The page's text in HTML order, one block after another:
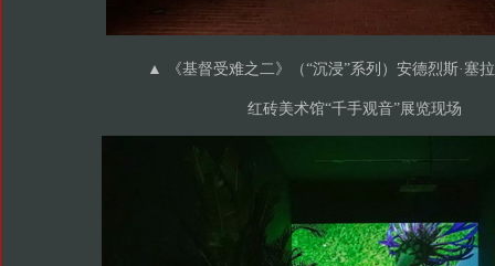
▲ 《基督受难之二》（“沉浸”系列）安德烈斯·塞
红砖美术馆“千手观音”展览现场